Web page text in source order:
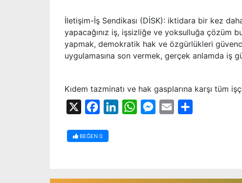
İletişim-İş Sendikası (DİSK): iktidara bir kez
yapacağınız iş, işsizliğe ve yoksulluğa çözüm
yapmak, demokratik hak ve özgürlükleri
uygulamasına son vermek, gerçek anlamda iş
Kıdem tazminatı ve hak gasplarına karşı tüm
FacebookLinkedInWhatsAppMessenger
Email
BEĞEN 0